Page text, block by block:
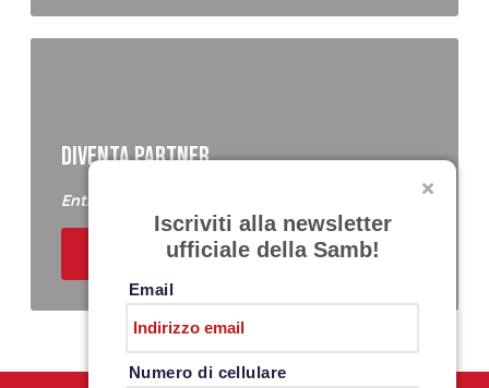
DIVENTA PARTNER
Entra a far parte del Samb Business Club
ACQUISTA I BIGLIETTI
Iscriviti alla newsletter
ufficiale della Samb!
Email
Numero di cellulare